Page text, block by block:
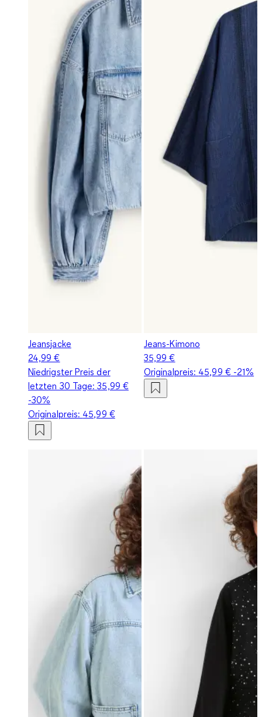
Jeansjacke
24,99 €
Niedrigster Preis der
letzten 30 Tage:35,99 €
-30%
Originalpreis: 45,99 €
Jeans-Kimono
35,99 €
Originalpreis: 45,99 €-21%